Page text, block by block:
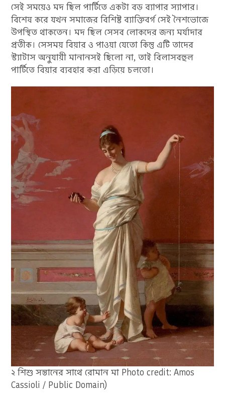
সেই সময়েও মদ ছিল পার্টিতে একটা বড় ব্যাপার স্যাপার।
বিশেষ করে যখন সমাজের বিশিষ্ট ব্যাক্তিবর্গ সেই নৈশভোজে
উপস্থিত থাকতেন। মদ ছিল সেসব লোকদের জন্য মর্যাদার
প্রতীক। সেসময় বিয়ার ও পাওয়া যেতো কিন্তু এটি তাদের
স্ট্যাটাস অনুযায়ী মানানসই ছিলো না, তাই বিলাসবহুল
পার্টিতে বিয়ার ব্যবহার করা এড়িয়ে চলতো।
২ শিশু সন্তানের সাথে রোমান মা Photo credit: Amos
Cassioli / Public Domain)